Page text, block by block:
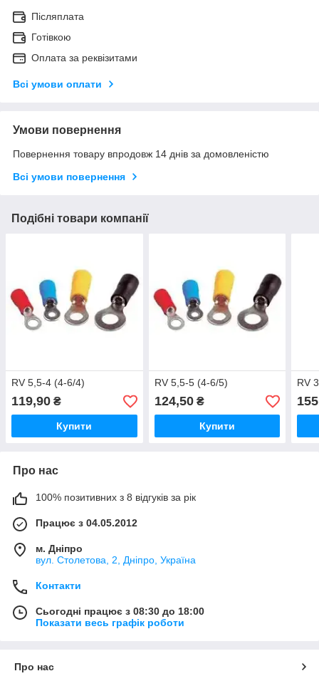
Післяплата
Готівкою
Оплата за реквізитами
Всі умови оплати
Умови повернення
Повернення товару впродовж 14 днів за домовленістю
Всі умови повернення
Подібні товари компанії
RV 5,5-4 (4-6/4)
119,90 ₴
Купити
RV 5,5-5 (4-6/5)
124,50₴
Купити
RV
155
Про нас
100% позитивних з 8 відгуків за рік
Працює з 04.05.2012
м. Дніпро
вул. Столетова, 2, Дніпро, Україна
Контакти
Сьогодні працює з 08:30 до 18:00
Показати весь графік роботи
Про нас